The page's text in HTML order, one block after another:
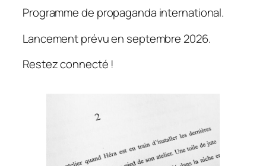
Programme de propaganda international.
Lancement prévu en septembre 2026.
Restez connecté !